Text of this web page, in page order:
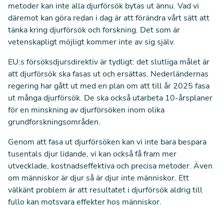
metoder kan inte alla djurförsök bytas ut ännu. Vad vi
däremot kan göra redan i dag är att förändra vårt sätt att
tänka kring djurförsök och forskning. Det som är
vetenskapligt möjligt kommer inte av sig själv.
EU:s försöksdjursdirektiv är tydligt: det slutliga målet är
att djurförsök ska fasas ut och ersättas. Nederländernas
regering har gått ut med en plan om att till år 2025 fasa
ut många djurförsök. De ska också utarbeta 10-årsplaner
för en minskning av djurförsöken inom olika
grundforskningsområden.
Genom att fasa ut djurförsöken kan vi inte bara bespara
tusentals djur lidande, vi kan också få fram mer
utvecklade, kostnadseffektiva och precisa metoder. Även
om människor är djur så är djur inte människor. Ett
välkänt problem är att resultatet i djurförsök aldrig till
fullo kan motsvara effekter hos människor.